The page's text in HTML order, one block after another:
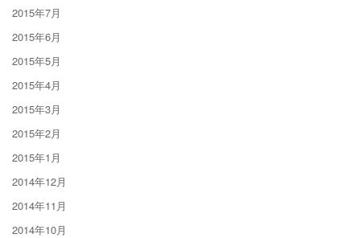
2015年7月
2015年6月
2015年5月
2015年4月
2015年3月
2015年2月
2015年1月
2014年12月
2014年11月
2014年10月